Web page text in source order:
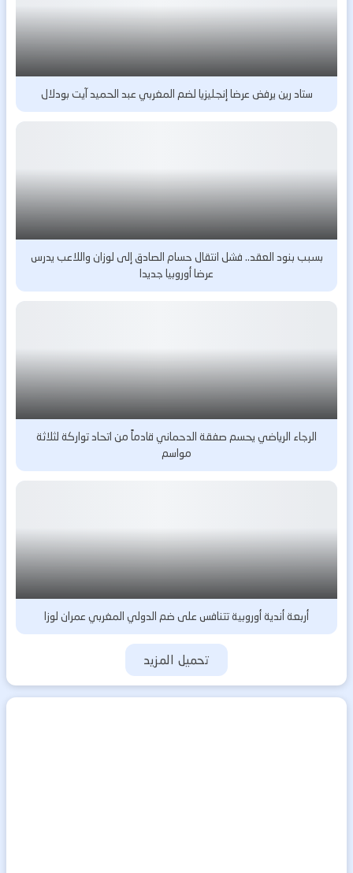
ستاد رين يرفض عرضا إنجليزيا لضم المغربي عبد الحميد آيت بودلال
بسبب بنود العقد.. فشل انتقال حسام الصادق إلى لوزان واللاعب يدرس
عرضا أوروبيا جديدا
الرجاء الرياضي يحسم صفقة الدحماني قادماً من اتحاد تواركة لثلاثة
مواسم
أربعة أندية أوروبية تتنافس على ضم الدولي المغربي عمران لوزا
تحميل المزيد